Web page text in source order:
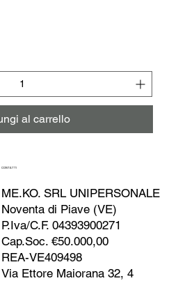
al carrello
CONTATTI
ME.KO. SRL UNIPERSONALE
Via Ettore Maiorana 32, 4
Noventa di Piave (VE)
P.Iva/C.F. 04393900271
Cap.Soc. €50.000,00
REA-VE409498